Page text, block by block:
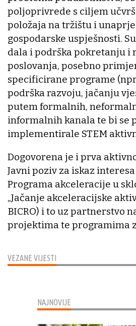
VEZANE VIJESTI
poljoprivrede s ciljem
položaja na tržištu i
gospodarske uspješnosti.
dala i podrška pokretanju i
poslovanja, posebno
specificirane programe
podrška razvoju, jačanju
putem formalnih,
informalnih kanala te bi se
implementirale STEM
Dogovorena je i prva
Javni poziv za iskaz
Programa akceleracije u
„Jačanje akceleracijske
BICRO) i to uz partnerstvo
projektima te programima
NAJNOVIJE